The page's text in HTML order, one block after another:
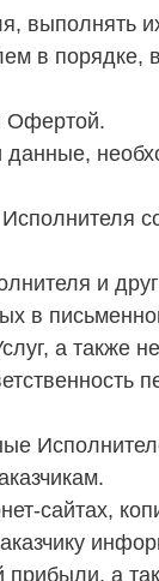
выполнять
в порядке,
Офертой.
и
в
а также
сайтах,
а